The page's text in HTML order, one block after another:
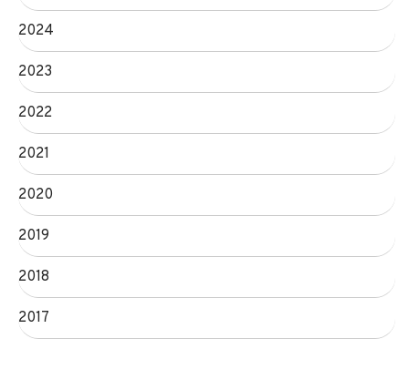
2024
2023
2022
2021
2020
2019
2018
2017